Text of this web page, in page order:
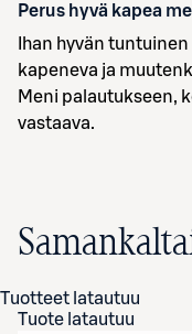
Perus hyvä kapea
Ihan hyvän
kapeneva ja
Meni palautukseen,
vastaava.
Tuotteet latautuu
Tuote latautuu